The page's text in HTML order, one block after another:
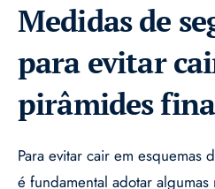
Medidas de
para evitar
pirâmides
Para evitar cair em esquemas
é fundamental adotar